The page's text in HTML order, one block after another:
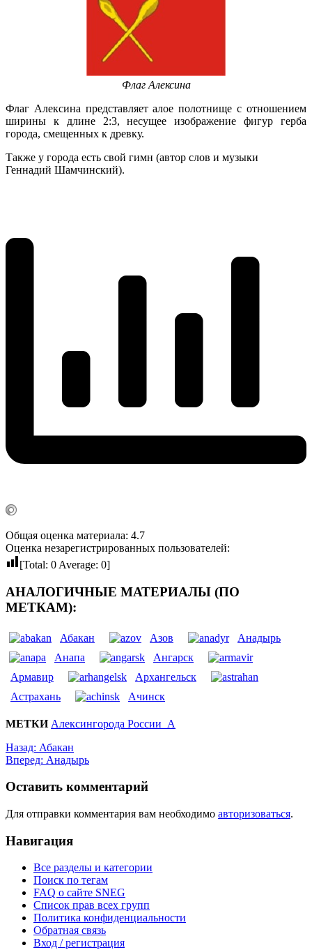
Флаг Алексина
Флаг Алексина представляет алое полотнище с отношением
ширины к длине 2:3, несущее изображение фигур герба
города, смещенных к древку.
Также у города есть свой гимн (автор слов и музыки
Геннадий Шамчинский).
Общая оценка материала: 4.7
Оценка незарегистрированных пользователей:
[Total: 0 Average: 0]
АНАЛОГИЧНЫЕ МАТЕРИАЛЫ (ПО
МЕТКАМ):
Абакан Азов
Анадырь
Анапа
Ангарск
Армавир
Архангельск
Астрахань
Ачинск
МЕТКИ Алексингорода России_А
Назад: Абакан
Вперед: Анадырь
Оставить комментарий
Для отправки комментария вам необходимо авторизоваться.
Навигация
Все разделы и категории
Поиск по тегам
FAQ о сайте SNEG
Список прав всех групп
Политика конфиденциальности
Обратная связь
Вход / регистрация